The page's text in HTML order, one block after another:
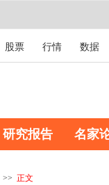
股票 行情 数据
研究报告 名家
>> 正文